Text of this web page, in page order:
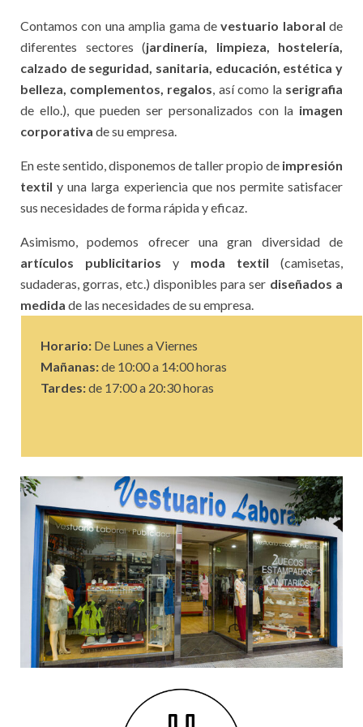
Contamos con una amplia gama devestuario laboral de
diferentes sectores (jardinería, limpieza, hostelería,
calzado de seguridad, sanitaria, educación, estética y
belleza, complementos, regalos, así como la serigrafia
de ello.), que pueden ser personalizados con la imagen
corporativa de su empresa.
En este sentido, disponemos de taller propio de impresión
textil y una larga experiencia que nos permite satisfacer
sus necesidades de forma rápida y eficaz.
Asimismo, podemos ofrecer una gran diversidad de
artículos publicitarios y moda textil (camisetas,
sudaderas, gorras, etc.) disponibles para ser diseñados a
medida de las necesidades de su empresa.
Horario: De Lunes a Viernes
Mañanas:de 10:00 a 14:00 horas
Tardes:de 17:00 a 20:30 horas